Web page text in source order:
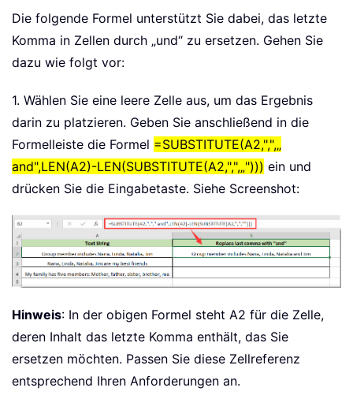
Die folgende Formel unterstützt Sie dabei, das letzte
Komma in Zellen durch „und“ zu ersetzen. Gehen Sie
dazu wie folgt vor:
1. Wählen Sie eine leere Zelle aus, um das Ergebnis
darin zu platzieren. Geben Sie anschließend in die
Formelleiste die Formel =SUBSTITUTE(A2,",",„
and",LEN(A2)-LEN(SUBSTITUTE(A2,",",„"))) ein und
drücken Sie die Eingabetaste. Siehe Screenshot:
Hinweis: In der obigen Formel steht A2 für die Zelle,
deren Inhalt das letzte Komma enthält, das Sie
ersetzen möchten. Passen Sie diese Zellreferenz
entsprechend Ihren Anforderungen an.